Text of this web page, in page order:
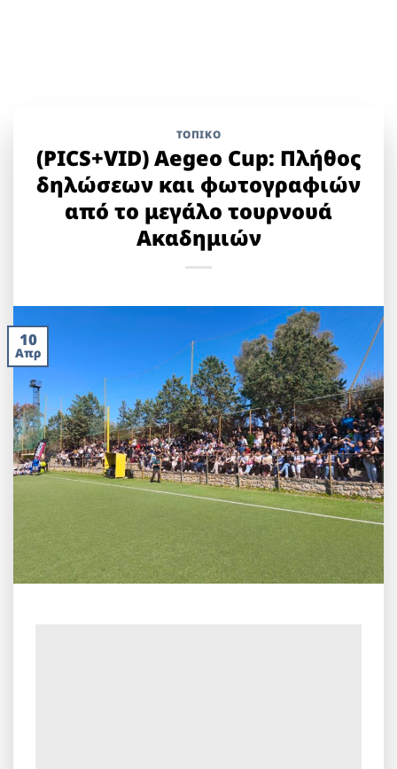
ΤΟΠΙΚΌ
(PICS+VID) Aegeo Cup: Πλήθος
δηλώσεων και φωτογραφιών
από το μεγάλο τουρνουά
Ακαδημιών
10
Απρ